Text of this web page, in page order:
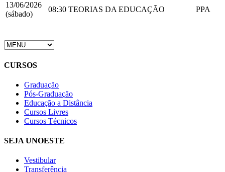
13/06/2026
(sábado)
08:30 TEORIAS DA EDUCAÇÃO PPA
CURSOS
Graduação
Pós-Graduação
Educação a Distância
Cursos Livres
Cursos Técnicos
SEJA UNOESTE
Vestibular
Transferência